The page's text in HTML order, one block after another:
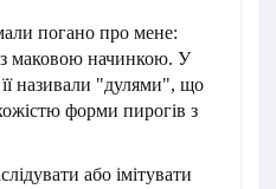
погано про мене:
маковою начинкою. У
називали "дулями", що
форми пирогів з
або імітувати